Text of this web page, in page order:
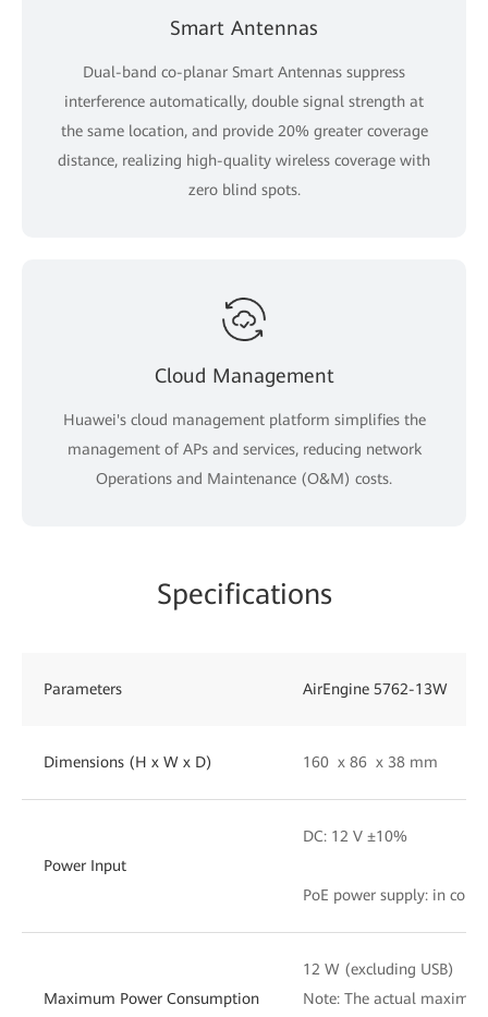
Smart Antennas
Dual-band co-planar Smart Antennas suppress
interference automatically, double signal strength at
the same location, and provide 20% greater coverage
distance, realizing high-quality wireless coverage with
zero blind spots.
Cloud Management
Huawei's cloud management platform simplifies the
management of APs and services, reducing network
Operations and Maintenance (O&M) costs.
Specifications
Parameters AirEngine 5762-13W
Dimensions (H x W x D) 160 x 86 x 38 mm
Power Input
DC: 12 V ±10%
PoE power supply: in
Maximum Power Consumption
12 W (excluding USB)
Note: The actual